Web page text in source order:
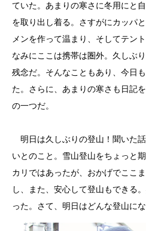
ていた。あまりの寒さに冬用にと
を取り出し着る。さすがにカッパ
メンを作って温まり、そしてテン
なみにここは携帯は圏外。久しぶ
残念だ。そんなこともあり、今日
た。さらに、あまりの寒さも日記
の一つだ。
明日は久しぶりの登山！聞いた
いとのこと。雪山登山をちょっと
カリではあったが、おかげでここ
し、また、安心して登山もできる
った。さて、明日はどんな登山に